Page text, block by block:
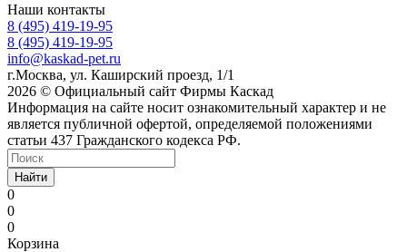
Наши контакты
8 (495) 419-19-95
8 (495) 419-19-95
info@kaskad-pet.ru
г.Москва, ул. Каширский проезд, 1/1
2026 © Официальный сайт Фирмы Каскад
Информация на сайте носит ознакомительный характер и не
является публичной офертой, определяемой положениями
статьи 437 Гражданского кодекса РФ.
Найти
0
0
0
Корзина